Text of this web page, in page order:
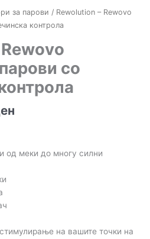
за парови / Rewolution – Rewovo
контрола
со
3039 ден.
од меки до многу силни
на вашите точки на